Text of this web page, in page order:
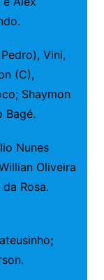
Vini,
(C),
Shaymon
Bagé.
Nunes
Oliveira
Rosa.
;